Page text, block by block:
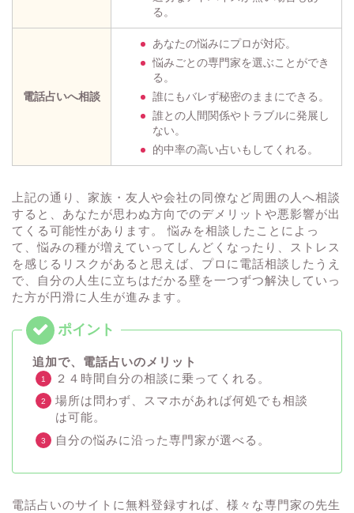
る。
電話占いへ相談
あなたの悩みにプロが対応。
悩みごとの専門家を選ぶことができ
る。
誰にもバレず秘密のままにできる。
誰との人間関係やトラブルに発展し
ない。
的中率の高い占いもしてくれる。
上記の通り、家族・友人や会社の同僚など周囲の人へ相談
すると、あなたが思わぬ方向でのデメリットや悪影響が出
てくる可能性があります。 悩みを相談したことによっ
て、悩みの種が増えていってしんどくなったり、ストレス
を感じるリスクがあると思えば、プロに電話相談したうえ
で、自分の人生に立ちはだかる壁を一つずつ解決していっ
た方が円滑に人生が進みます。
追加で、電話占いのメリット
２４時間自分の相談に乗ってくれる。
場所は問わず、スマホがあれば何処でも相談
は可能。
自分の悩みに沿った専門家が選べる。
電話占いのサイトに無料登録すれば、様々な専門家の先生